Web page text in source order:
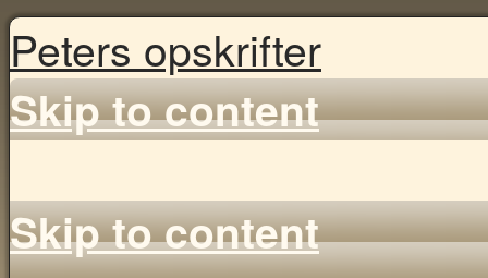
Peters opskrifter
Skip to content
Skip to content